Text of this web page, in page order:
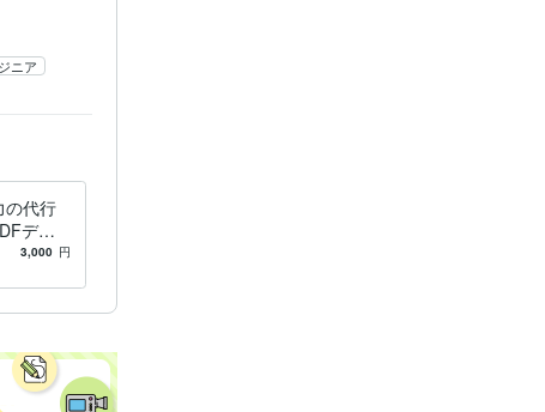
ニア
の代行
デー
い方
3,000 円